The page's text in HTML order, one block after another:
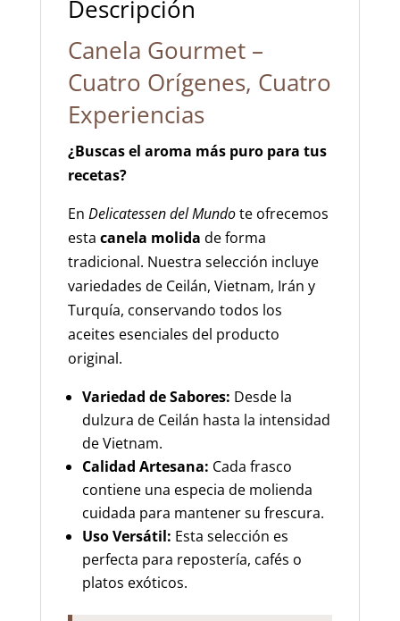
Descripción
Canela Gourmet –
Cuatro Orígenes, Cuatro
Experiencias
¿Buscas el aroma más puro para tus
recetas?
En Delicatessen del Mundote ofrecemos
esta canela molida de forma
tradicional. Nuestra selección incluye
variedades de Ceilán, Vietnam, Irán y
Turquía, conservando todos los
aceites esenciales del producto
original.
Variedad de Sabores: Desde la
dulzura de Ceilán hasta la intensidad
de Vietnam.
Calidad Artesana: Cada frasco
contiene una especia de molienda
cuidada para mantener su frescura.
Uso Versátil: Esta selección es
perfecta para repostería, cafés o
platos exóticos.